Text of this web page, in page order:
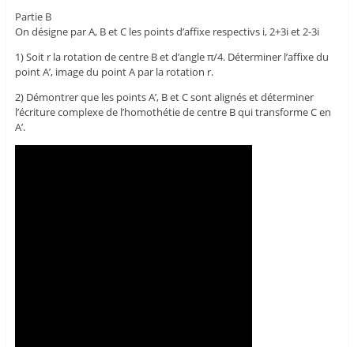
Partie B
On désigne par A, B et C les points d’affixe respectivs i, 2+3i et 2-3i
1) Soit r la rotation de centre B et d’angle π/4. Déterminer l’affixe du
point A’, image du point A par la rotation r.
2) Démontrer que les points A’, B et C sont alignés et déterminer
l’écriture complexe de l’homothétie de centre B qui transforme C en
A’.